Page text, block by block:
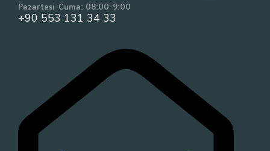
Pazartesi-Cuma: 08:00-9:00
+90 553 131 34 33